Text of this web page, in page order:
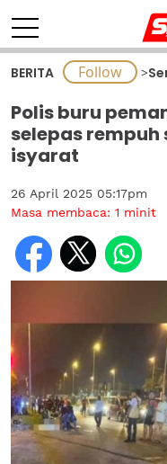
BERITA >
Polis buru
selepas
isyarat
26 April 2025 05:17pm
Masa membaca: 1 minit